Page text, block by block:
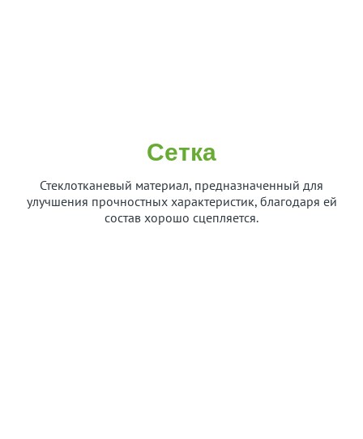
Сетка
Стеклотканевый материал, предназначенный для
улучшения прочностных характеристик, благодаря ей
состав хорошо сцепляется.